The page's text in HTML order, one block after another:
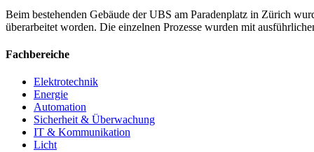
Beim bestehenden Gebäude der UBS am Paradenplatz in Zürich
überarbeitet worden. Die einzelnen Prozesse wurden mit
Fachbereiche
Elektrotechnik
Energie
Automation
Sicherheit & Überwachung
IT & Kommunikation
Licht